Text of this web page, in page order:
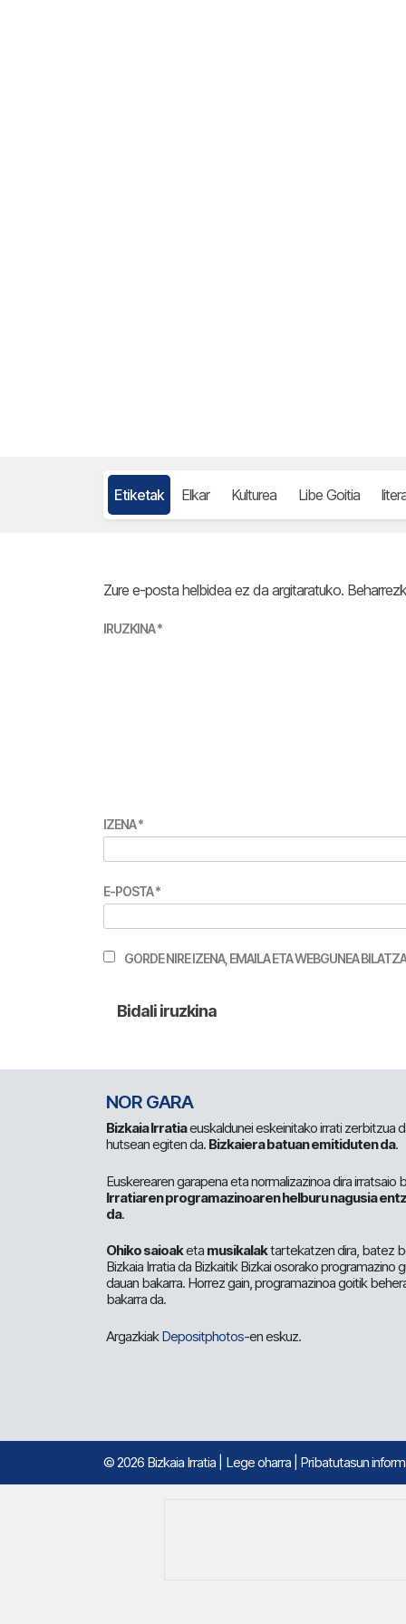
Etiketak Elkar Kulturea Libe Goitia
Zure e-posta helbidea ez da argitaratuko.
IRUZKINA*
IZENA*
E-POSTA*
GORDE NIRE IZENA, EMAILA ETA WEBGUNEA
NOR GARA
Bizkaia Irratiaeuskaldunei eskeinitako irrati zerbitzua
hutsean egiten da. Bizkaiera batuan emitiduten da.
Euskerearen garapena eta normalizazinoa dira irratsaio
Irratiaren programazinoaren helburu nagusia
da.
Ohiko saioaketa musikalaktartekatzen dira, batez
Bizkaia Irratia da Bizkaitik Bizkai osorako
dauan bakarra. Horrez gain, programazinoa goitik
bakarra da.
ArgazkiakDepositphotos-en eskuz.
© 2026 Bizkaia Irratia Lege oharra Pribatutasun